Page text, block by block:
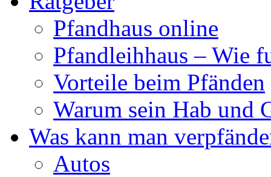
Pfandhaus online
Pfandleihhaus – Wie
Vorteile beim Pfänden
Warum sein Hab und
Was kann man
Autos